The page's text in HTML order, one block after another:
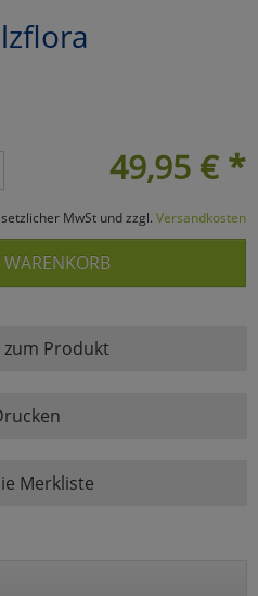
49,95 € *
MwSt und zzgl. Versandkosten
Produkt
Merkliste
speichern
zu Haupptseite